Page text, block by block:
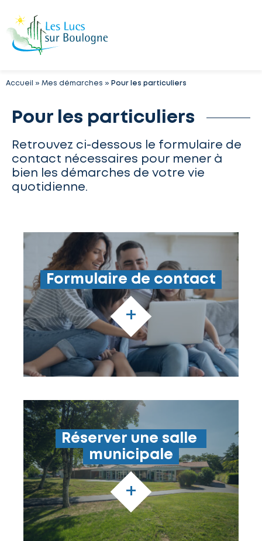
Accueil » Mes démarches » Pour les particuliers
Pour les particuliers
Retrouvez ci-dessous le formulaire de
contact nécessaires pour mener à
bien les démarches de votre vie
quotidienne.
Formulaire de contact
+
Réserver une salle
municipale
+